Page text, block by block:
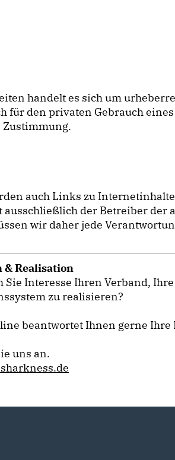
handelt es sich um
für den privaten Gebrauch
auch Links zu
der Betreiber
wir daher jede
Realisation
Sie Interesse Ihren Verband,
zu realisieren?
beantwortet Ihnen gerne
uns an.